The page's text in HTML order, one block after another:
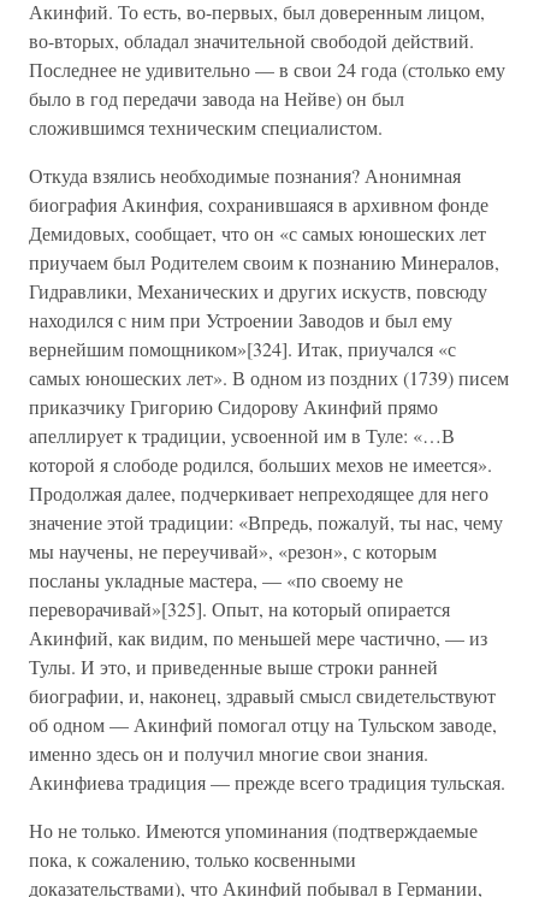
Акинфий. То есть, во-первых, был доверенным лицом,
во-вторых, обладал значительной свободой действий.
Последнее не удивительно — в свои 24 года (столько ему
было в год передачи завода на Нейве) он был
сложившимся техническим специалистом.
Откуда взялись необходимые познания? Анонимная
биография Акинфия, сохранившаяся в архивном фонде
Демидовых, сообщает, что он «с самых юношеских лет
приучаем был Родителем своим к познанию Минералов,
Гидравлики, Механических и других искуств, повсюду
находился с ним при Устроении Заводов и был ему
вернейшим помощником»[324]. Итак, приучался «с
самых юношеских лет». В одном из поздних (1739) писем
приказчику Григорию Сидорову Акинфий прямо
апеллирует к традиции, усвоенной им в Туле: «…В
которой я слободе родился, больших мехов не имеется».
Продолжая далее, подчеркивает непреходящее для него
значение этой традиции: «Впредь, пожалуй, ты нас, чему
мы научены, не переучивай», «резон», с которым
посланы укладные мастера, — «по своему не
переворачивай»[325]. Опыт, на который опирается
Акинфий, как видим, по меньшей мере частично, — из
Тулы. И это, и приведенные выше строки ранней
биографии, и, наконец, здравый смысл свидетельствуют
об одном — Акинфий помогал отцу на Тульском заводе,
именно здесь он и получил многие свои знания.
Акинфиева традиция — прежде всего традиция тульская.
Но не только. Имеются упоминания (подтверждаемые
пока, к сожалению, только косвенными
доказательствами), что Акинфий побывал в Германии,